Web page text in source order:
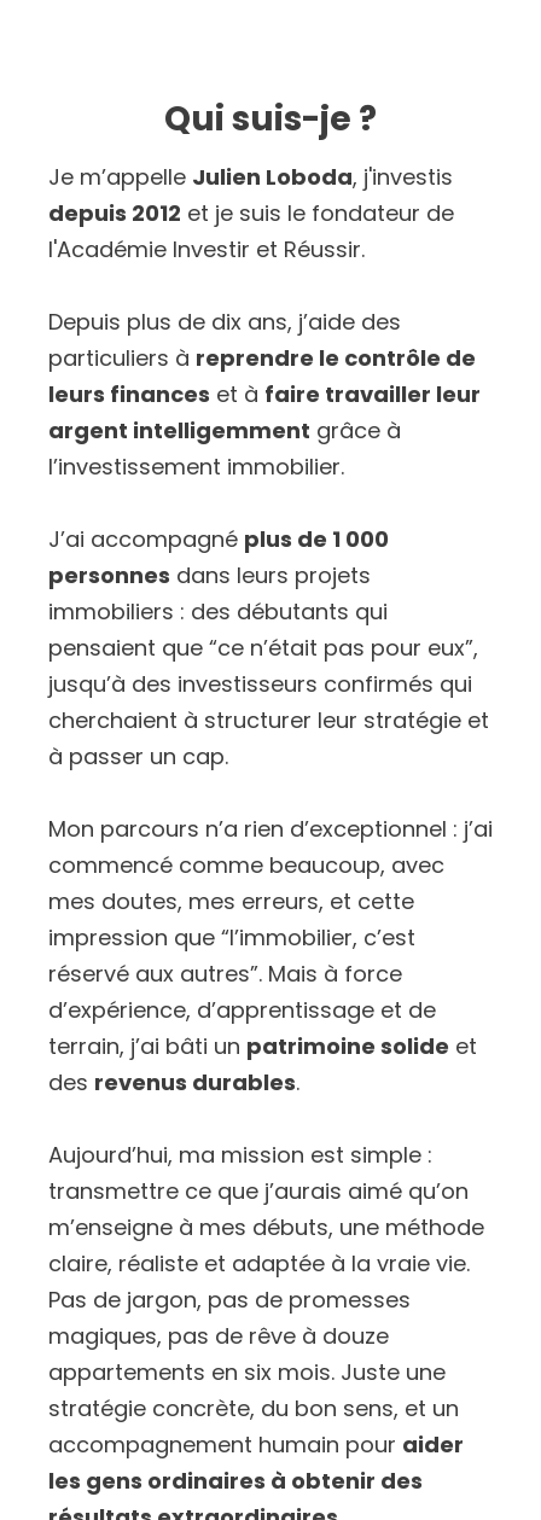
Qui suis-je ?
Je m’appelle Julien Loboda, j'investis
depuis 2012 et je suis le fondateur de
l'Académie Investir et Réussir.
Depuis plus de dix ans, j’aide des
particuliers à reprendre le contrôle de
leurs finances et à faire travailler leur
argent intelligemment grâce à
l’investissement immobilier.
J’ai accompagné plus de 1 000
personnes dans leurs projets
immobiliers : des débutants qui
pensaient que “ce n’était pas pour eux”,
jusqu’à des investisseurs confirmés qui
cherchaient à structurer leur stratégie et
à passer un cap.
Mon parcours n’a rien d’exceptionnel : j’ai
commencé comme beaucoup, avec
mes doutes, mes erreurs, et cette
impression que “l’immobilier, c’est
réservé aux autres”. Mais à force
d’expérience, d’apprentissage et de
terrain, j’ai bâti un patrimoine solide et
des revenus durables.
Aujourd’hui, ma mission est simple :
transmettre ce que j’aurais aimé qu’on
m’enseigne à mes débuts, une méthode
claire, réaliste et adaptée à la vraie vie.
Pas de jargon, pas de promesses
magiques, pas de rêve à douze
appartements en six mois. Juste une
stratégie concrète, du bon sens, et un
accompagnement humain pour aider
les gens ordinaires à obtenir des